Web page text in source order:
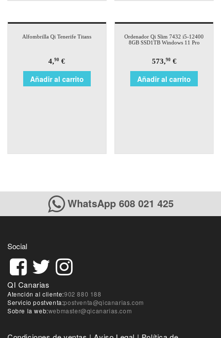
Alfombrilla Qi Tenerife Titans
4,90 €
Añadir al carrito
Ordenador Qi Slim 7432 i5-12400
8GB SSD1TB Windows 11 Pro
573,90€
Añadir al carrito
WhatsApp 608 021 425
Social
QI Canarias
Atención al cliente:902 880 188
Servicio postventa:postventa@qicanarias.com
Sobre la web:webmaster@qicanarias.com